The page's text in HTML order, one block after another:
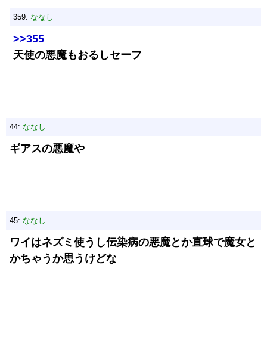
359: ななし
>>355
天使の悪魔もおるしセーフ
44: ななし
ギアスの悪魔や
45: ななし
ワイはネズミ使うし伝染病の悪魔とか直球で魔女と
かちゃうか思うけどな